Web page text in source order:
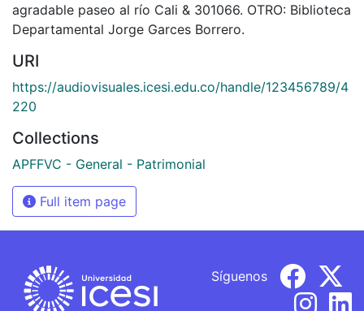
agradable paseo al río Cali & 301066. OTRO: Biblioteca
Departamental Jorge Garces Borrero.
URI
https://audiovisuales.icesi.edu.co/handle/123456789/4
220
Collections
APFFVC - General - Patrimonial
Full item page
Síguenos